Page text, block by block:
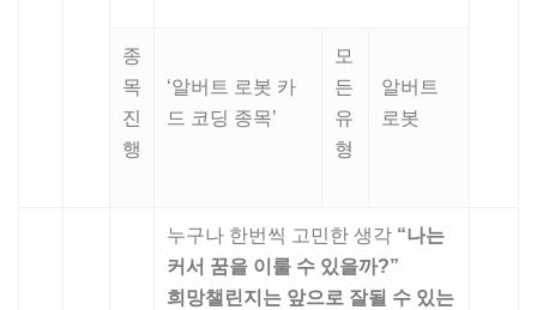
종
목
진
행
‘알버트 로봇 카
드 코딩 종목’
모
든
유
형
알버트
로봇
누구나 한번씩 고민한 생각 “나는
커서 꿈을 이룰 수 있을까?”
희망챌린지는 앞으로 잘될 수 있는